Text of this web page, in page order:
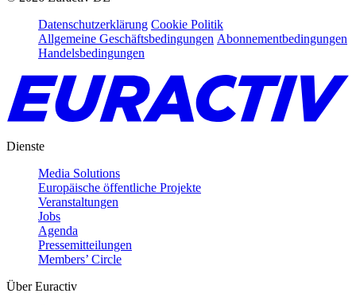
Datenschutzerklärung Cookie Politik
Allgemeine Geschäftsbedingungen Abonnementbedingungen
Handelsbedingungen
Dienste
Media Solutions
Europäische öffentliche Projekte
Veranstaltungen
Jobs
Agenda
Pressemitteilungen
Members’ Circle
Über Euractiv